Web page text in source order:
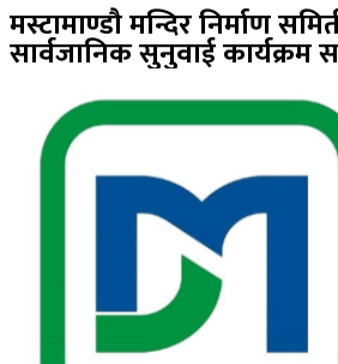
मस्टामाण्डौ मन्दिर निर्माण
सार्वजानिक सुनुवाई कार्यक्रम